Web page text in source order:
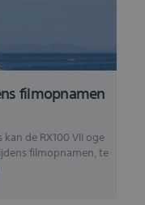
filmopnamen
de RX100 VII oge
filmopnamen, te